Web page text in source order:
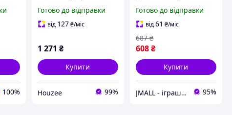
100%
1,5 до 4 років для
навчання музиці та
Готово до відправки
від 127 ₴/міс
1 271 ₴
Купити
Houzee 99%
Білий
Готово до відправки
від61 ₴/міс
608₴
687 ₴
Купити
JMALL - іграшки та товари для детей 95%